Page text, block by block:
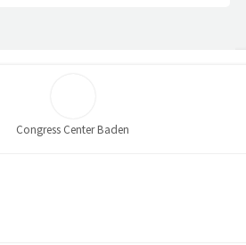
Congress Center Baden